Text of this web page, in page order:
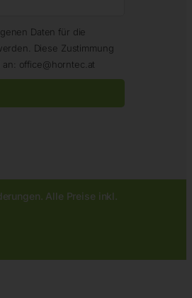
Daten für die
Diese Zustimmung
office@horntec.at
Alle Preise inkl.